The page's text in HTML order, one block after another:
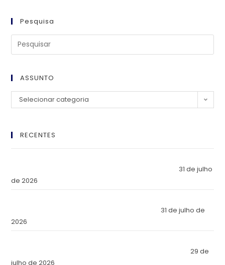
Pesquisa
ASSUNTO
Selecionar categoria
RECENTES
31 de julho
de 2026
31 de julho de
2026
29 de
julho de 2026